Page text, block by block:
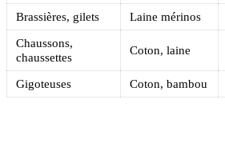
Brassières, gilets Laine mérinos
Chaussons,
chaussettes
Coton, laine
Gigoteuses Coton, bambou